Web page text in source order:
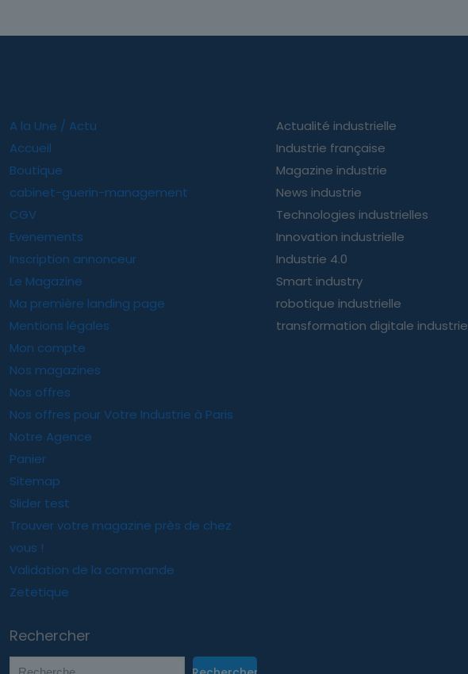
A la Une / Actu
Accueil
Boutique
cabinet-guerin-management
CGV
Evenements
Inscription annonceur
Le Magazine
Ma première landing page
Mentions légales
Mon compte
Nos magazines
Nos offres
Nos offres pour Votre Industrie à Paris
Notre Agence
Panier
Sitemap
Slider test
Trouver votre magazine près de chez
vous !
Validation de la commande
Zetetique
Rechercher
Actualité industrielle
Industrie française
Magazine industrie
News industrie
Technologies industrielles
Innovation industrielle
Industrie 4.0
Smart industry
robotique industrielle
transformation digitale industrie